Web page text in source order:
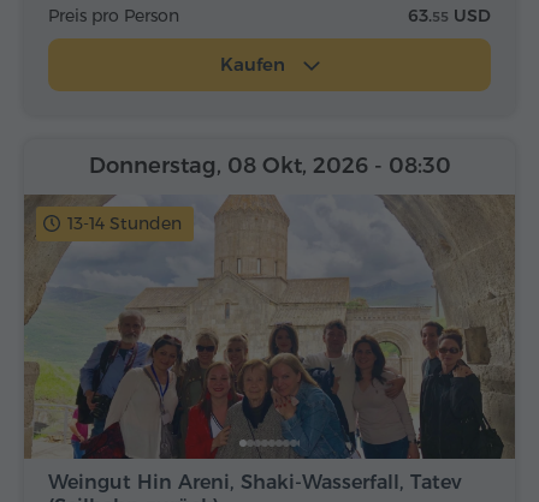
Preis pro Person 63.55 USD
Kaufen
13-14 Stunden
Weingut Hin Areni, Shaki-Wasserfall, Tatev
Donnerstag, 08 Okt, 2026 - 08:30